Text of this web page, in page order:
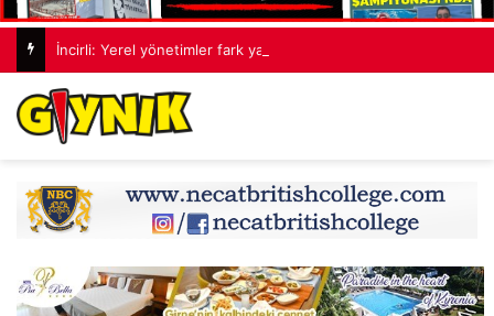
İncirli: Yerel yönetimler fark yaratıyor